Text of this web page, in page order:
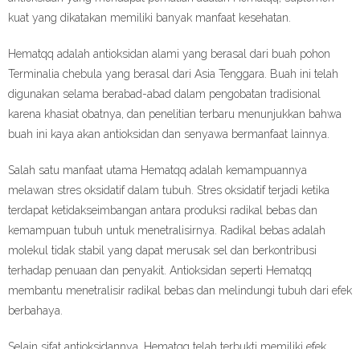
kuat yang dikatakan memiliki banyak manfaat kesehatan.
Hematqq adalah antioksidan alami yang berasal dari buah pohon
Terminalia chebula yang berasal dari Asia Tenggara. Buah ini telah
digunakan selama berabad-abad dalam pengobatan tradisional
karena khasiat obatnya, dan penelitian terbaru menunjukkan bahwa
buah ini kaya akan antioksidan dan senyawa bermanfaat lainnya.
Salah satu manfaat utama Hematqq adalah kemampuannya
melawan stres oksidatif dalam tubuh. Stres oksidatif terjadi ketika
terdapat ketidakseimbangan antara produksi radikal bebas dan
kemampuan tubuh untuk menetralisirnya. Radikal bebas adalah
molekul tidak stabil yang dapat merusak sel dan berkontribusi
terhadap penuaan dan penyakit. Antioksidan seperti Hematqq
membantu menetralisir radikal bebas dan melindungi tubuh dari efek
berbahaya.